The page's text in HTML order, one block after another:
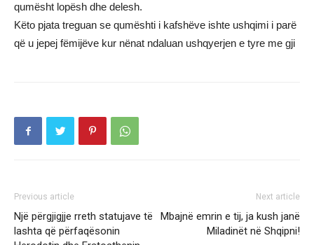
qumësht lopësh dhe delesh.
Këto pjata treguan se qumështi i kafshëve ishte ushqimi i parë
që u jepej fëmijëve kur nënat ndaluan ushqyerjen e tyre me gji
Previous article
Një përgjigjje rreth statujave të
lashta që përfaqësonin
Next article
Mbajnë emrin e tij, ja kush janë
Miladinët në Shqipni!